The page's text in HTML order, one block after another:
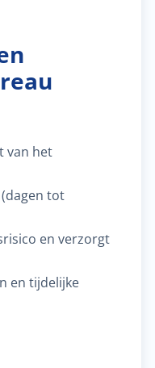
van het
tot
en verzorgt
en tijdelijke